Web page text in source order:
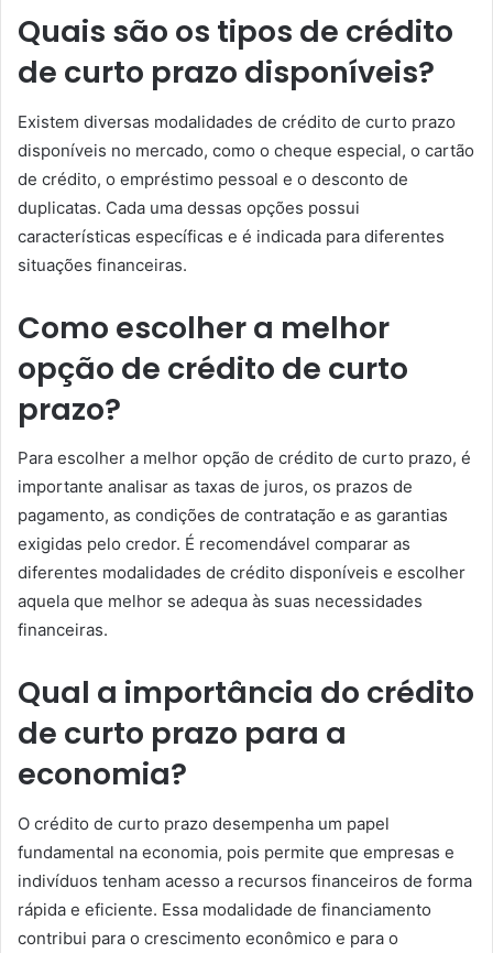
Quais são os tipos de crédito
de curto prazo disponíveis?
Existem diversas modalidades de crédito de curto prazo
disponíveis no mercado, como o cheque especial, o cartão
de crédito, o empréstimo pessoal e o desconto de
duplicatas. Cada uma dessas opções possui
características específicas e é indicada para diferentes
situações financeiras.
Como escolher a melhor
opção de crédito de curto
prazo?
Para escolher a melhor opção de crédito de curto prazo, é
importante analisar as taxas de juros, os prazos de
pagamento, as condições de contratação e as garantias
exigidas pelo credor. É recomendável comparar as
diferentes modalidades de crédito disponíveis e escolher
aquela que melhor se adequa às suas necessidades
financeiras.
Qual a importância do crédito
de curto prazo para a
economia?
O crédito de curto prazo desempenha um papel
fundamental na economia, pois permite que empresas e
indivíduos tenham acesso a recursos financeiros de forma
rápida e eficiente. Essa modalidade de financiamento
contribui para o crescimento econômico e para o